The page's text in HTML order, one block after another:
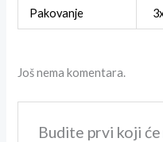
Pakovanje
Još nema komentara.
Budite prvi koji